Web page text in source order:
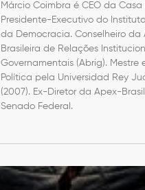
Márcio Coimbra é CEO da Casa
Presidente-Executivo do
da Democracia. Conselheiro da
Brasileira de Relações
Governamentais (Abrig). Mestre
Política pela Universidad Rey
(2007). Ex-Diretor da Apex-
Senado Federal.